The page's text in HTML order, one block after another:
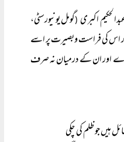
اکبری (گومل یونیورسٹی،
اس کی فراست وبصیرت پر اسے
اور ان کے درمیان نہ صرف
عوام کے مسائل ہیں جو ظلم کی چکی